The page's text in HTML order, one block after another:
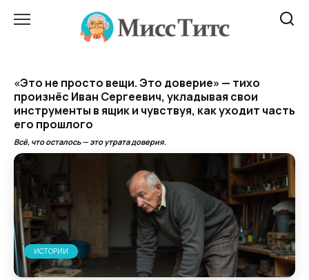
«Это не просто вещи. Это доверие» — тихо
произнёс Иван Сергеевич, укладывая свои
инструменты в ящик и чувствуя, как уходит часть
его прошлого
Всё, что осталось — это утрата доверия.
ИСТОРИИ